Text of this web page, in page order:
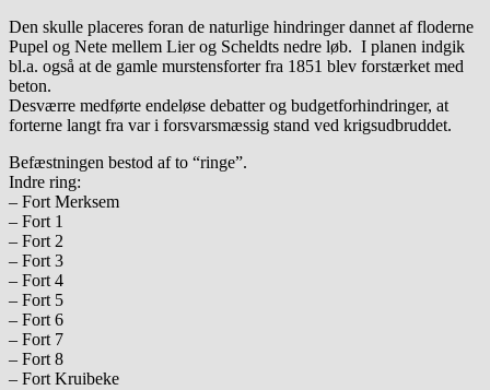
Den skulle placeres foran de naturlige hindringer dannet af floderne
Pupel og Nete mellem Lier og Scheldts nedre løb. I planen indgik
bl.a. også at de gamle murstensforter fra 1851 blev forstærket med
beton.
Desværre medførte endeløse debatter og budgetforhindringer, at
forterne langt fra var i forsvarsmæssig stand ved krigsudbruddet.
Befæstningen bestod af to “ringe”.
Indre ring:
– Fort Merksem
– Fort 1
– Fort 2
– Fort 3
– Fort 4
– Fort 5
– Fort 6
– Fort 7
– Fort 8
– Fort Kruibeke